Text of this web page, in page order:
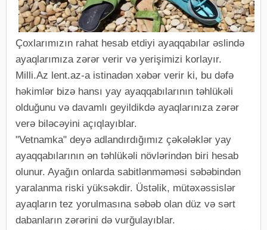
Çoxlarımızın rahat hesab etdiyi ayaqqabılar əslində
ayaqlarımıza zərər verir və yerişimizi korlayır.
Milli.Az lent.az-a istinadən xəbər verir ki, bu dəfə
həkimlər bizə hansı yay ayaqqabılarının təhlükəli
olduğunu və davamlı geyildikdə ayaqlarınıza zərər
verə biləcəyini açıqlayıblar.
"Vetnamka" deyə adlandırdığımız çəkələklər yay
ayaqqabılarının ən təhlükəli növlərindən biri hesab
olunur. Ayağın onlarda sabitlənməməsi səbəbindən
yaralanma riski yüksəkdir. Üstəlik, mütəxəssislər
ayaqların tez yorulmasına səbəb olan düz və sərt
dabanların zərərini də vurğulayıblar.